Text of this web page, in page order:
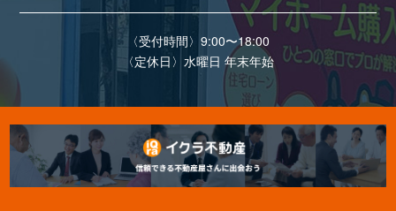
〈受付時間〉9:00〜18:00
〈定休⽇〉⽔曜⽇ 年末年始